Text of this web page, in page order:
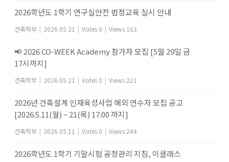
2026학년도 1학기 연구실안전 법정교육 실시 안내
건축학부 | 2026.05.21 | Votes 0 | Views 163
📢 2026 CO-WEEK Academy 참가자 모집 [5월 29일 금
17시까지]
건축학부 | 2026.05.21 | Votes 0 | Views 221
2026년 건축설계 인재육성사업 해외 연수자 모집 공고
[2026.5.11(월) ~ 21(목) 17:00 까지]
건축학부 | 2026.05.11 | Votes 0 | Views 244
2026학년도 1학기 기말시험 공정관리 지침, 이클래스